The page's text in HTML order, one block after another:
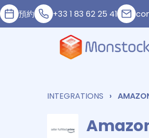
預約 +33 1 83 62 25 41
INTEGRATIONS